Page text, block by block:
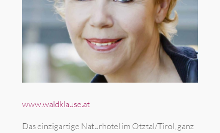
www.waldklause.at
Das einzigartige Naturhotel im Ötztal/Tirol, ganz